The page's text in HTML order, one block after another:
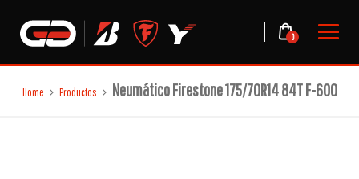
content
0
Home Productos Neumático Firestone 175/70R14 84T F-600